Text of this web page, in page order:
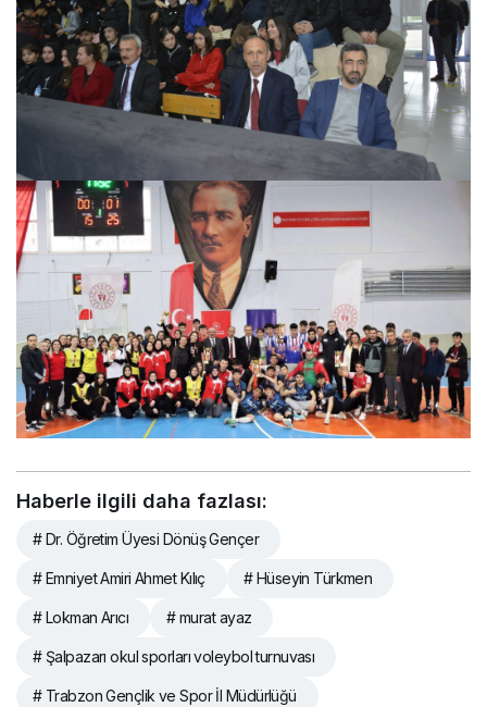
Haberle ilgili daha fazlası:
# Dr. Öğretim Üyesi Dönüş Gençer
# Emniyet Amiri Ahmet Kılıç # Hüseyin Türkmen
# Lokman Arıcı # murat ayaz
# Şalpazarı okul sporları voleybol turnuvası
# Trabzon Gençlik ve Spor İl Müdürlüğü